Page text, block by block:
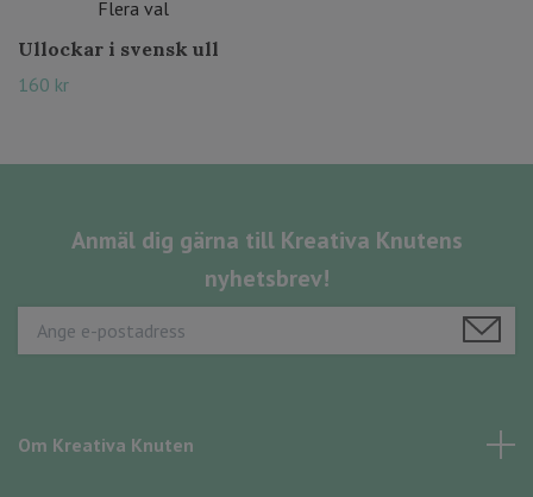
Flera val
Ullockar i svensk ull
160 kr
Anmäl dig gärna till Kreativa Knutens
nyhetsbrev!
Om Kreativa Knuten